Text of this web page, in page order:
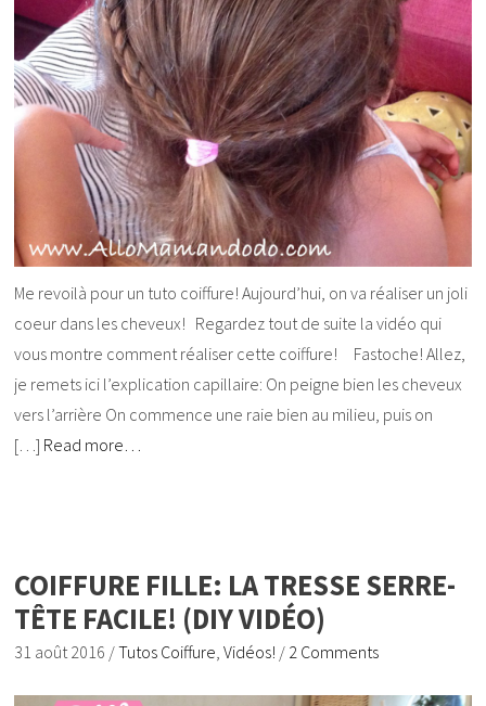
Me revoilà pour un tuto coiffure! Aujourd’hui, on va réaliser un joli
coeur dans les cheveux! Regardez tout de suite la vidéo qui
vous montre comment réaliser cette coiffure! Fastoche! Allez,
je remets ici l’explication capillaire: On peigne bien les cheveux
vers l’arrière On commence une raie bien au milieu, puis on
[…] Read more…
COIFFURE FILLE: LA TRESSE SERRE-
TÊTE FACILE! (DIY VIDÉO)
31 août 2016 /Tutos Coiffure ,Vidéos! / 2 Comments